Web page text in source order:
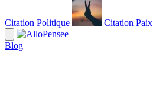
Citation Politique Citation Paix
Blog